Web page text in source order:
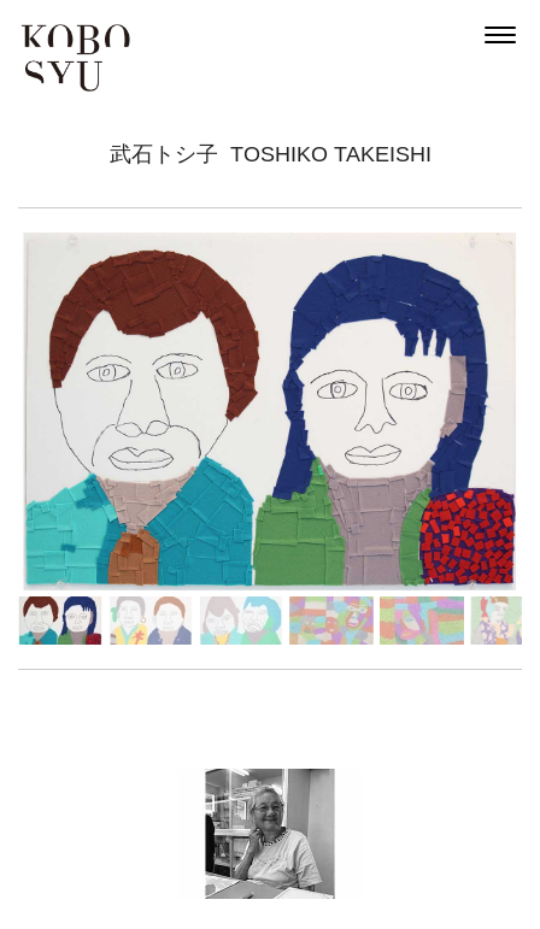
News
About
Artists
Goods
Media
Access
Link
武石トシ子 TOSHIKO TAKEISHI